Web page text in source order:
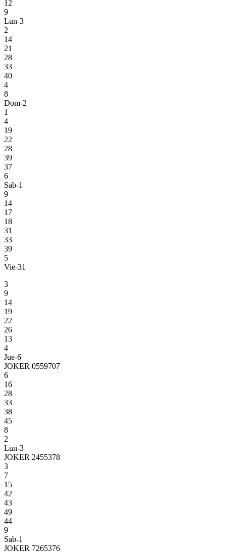
12
9
Lun-3
2
14
21
28
33
40
4
8
Dom-2
1
4
19
22
28
39
37
6
Sab-1
9
14
17
18
31
33
39
5
Vie-31
3
9
14
19
22
26
13
4
Jue-6
JOKER 0559707
6
16
28
33
38
45
8
2
Lun-3
JOKER 2455378
3
7
15
42
43
49
44
9
Sab-1
JOKER 7265376